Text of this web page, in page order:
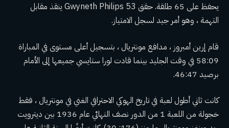
يحفظ على 65 طلقة. حقق Gwyneth Philips 53 ينقذ مقابل
التهمة ، وهو أمر جيد لسجل الامتياز.
قام إرين أمبروز ، مدافع مونتريال ، بتسجيل أعلى مستوى في المباراة
58:09 في وقت الجليد بينما قادت لورا ستايسي جميعها إلى الأمام
برصيد 46:47.
كانت ثاني أطول لعبة في تاريخ الهوكي الاحترافي الغني في مونتريال ، فقط
خجولة من اللعبة 1 من الدور نصف النهائي عام 1936 بين ديترويت